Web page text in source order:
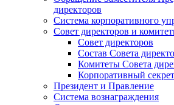
директоров
Система корпоративного
Совет директоров и
Совет директоров
Состав Совета
Комитеты Совета
Корпоративный
Президент и Правление
Система вознаграждения